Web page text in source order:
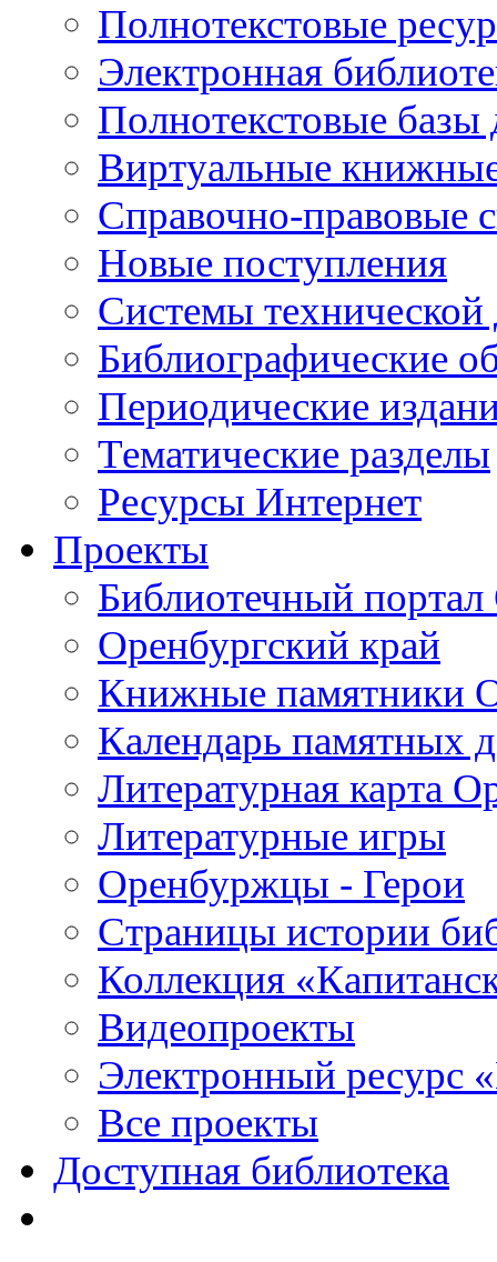
Полнотекстовые
Электронная
Полнотекстовые
Виртуальные
Справочно-правовые
Новые поступления
Cистемы
Библиографические
Периодические
Тематические разделы
Ресурсы Интернет
Проекты
Библиотечный портал
Оренбургский край
Книжные памятники
Календарь памятных
Литературная карта
Литературные игры
Оренбуржцы - Герои
Страницы истории
Коллекция
Видеопроекты
Электронный ресурс
Все проекты
Доступная библиотека